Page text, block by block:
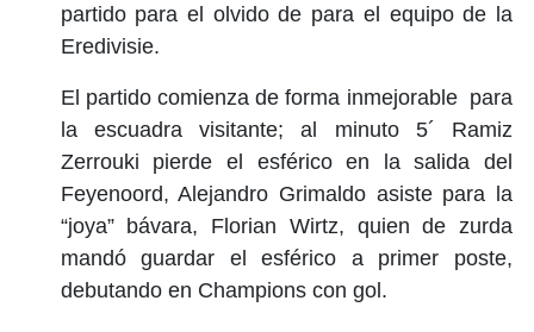
partido para el olvido de para el equipo de la
Eredivisie.
El partido comienza de forma inmejorable para
la escuadra visitante; al minuto 5´ Ramiz
Zerrouki pierde el esférico en la salida del
Feyenoord, Alejandro Grimaldo asiste para la
“joya” bávara, Florian Wirtz, quien de zurda
mandó guardar el esférico a primer poste,
debutando en Champions con gol.